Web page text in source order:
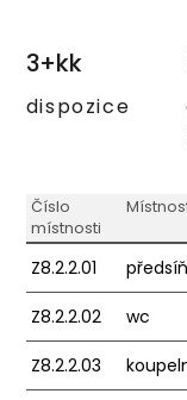
3+kk
dispozice
Číslo
místnosti
Z8.2.2.01 předsíň
Z8.2.2.02 wc
Z8.2.2.03